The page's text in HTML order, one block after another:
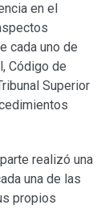
en el
cada uno de
Código de
Superior
realizó una
una de las
propios